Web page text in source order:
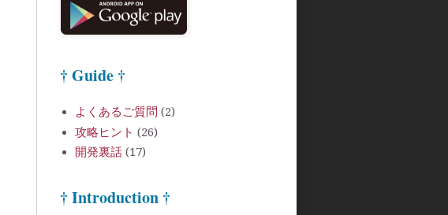
† Guide †
よくあるご質問 (2)
攻略ヒント (26)
開発裏話 (17)
† Introduction †